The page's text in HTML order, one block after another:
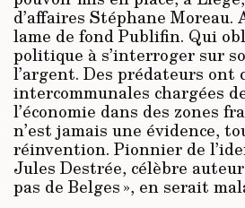
d’affaires Stéphane Moreau.
lame de fond Publifin. Qui
politique à s’interroger sur
l’argent. Des prédateurs ont
intercommunales chargées
l’économie dans des zones
n’est jamais une évidence,
réinvention. Pionnier de
Jules Destrée, célèbre
pas de Belges », en serait